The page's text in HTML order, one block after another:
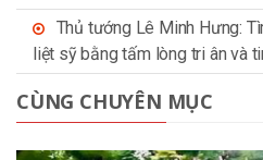
Thủ tướng Lê Minh Hưng:
liệt sỹ bằng tấm lòng tri ân và
CÙNG CHUYÊN MỤC